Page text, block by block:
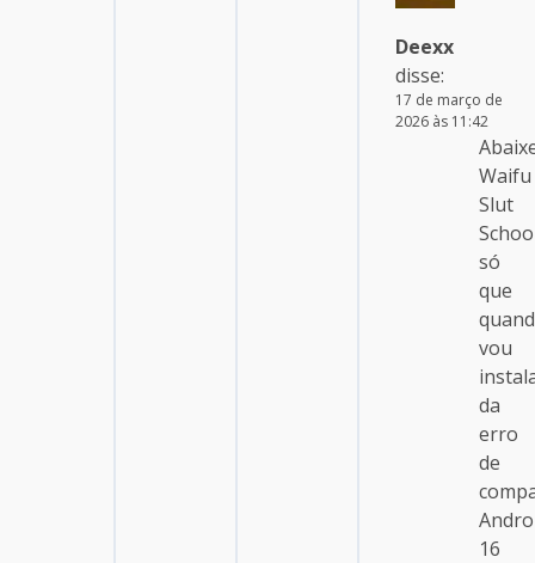
Deexx
disse:
17 de março de
2026 às 11:42
Waifu
Slut
só
que
vou
da
erro
de
16